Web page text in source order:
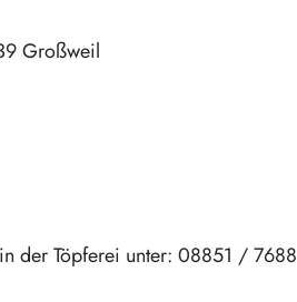
Großweil
der Töpferei unter: 08851 / 7688